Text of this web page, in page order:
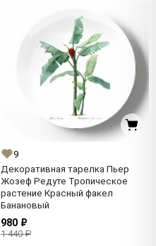
9
Декоративная тарелка Пьер
Жозеф Редуте Тропическое
растение Красный факел
Банановый
980 ₽
1 440 ₽